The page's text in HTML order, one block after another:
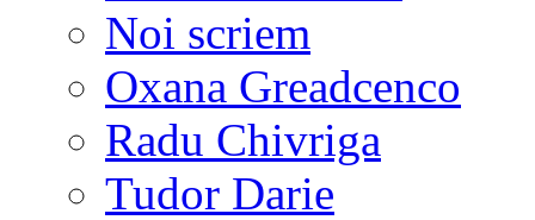
Noi scriem
Oxana Greadcenco
Radu Chivriga
Tudor Darie